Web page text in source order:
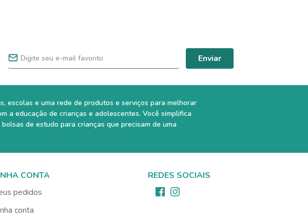
Enviar
escolas e uma rede de produtos e serviços para melhorar
a educação de crianças e adolescentes. Você simplifica
de estudo para crianças que precisam de uma
CONTA
pedidos
conta
REDES SOCIAIS